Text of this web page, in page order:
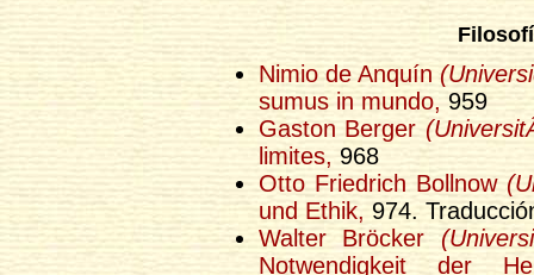
Nimio de Anquín
sumus in mundo, 959
Gaston Berger
limites, 968
Otto Friedrich Bollnow
und Ethik, 974.
Walter Bröcker
Notwendigkeit der